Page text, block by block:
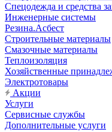
Спецодежда и средства
Инженерные системы
Резина.Асбест
Строительные материалы
Смазочные материалы
Теплоизоляция
Хозяйственные
Электротовары
Акции
Услуги
Сервисные службы
Дополнительные услуги